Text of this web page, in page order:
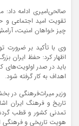
صالحی‌امیری ادامه
تقویت امید اجتماعی و
چیز خواهان امنیت،
وی با تأکید بر ضرورت
اظهار کرد: حفظ ایران
باید در صدر اولویت‌های
اهداف به کار گرفته شود.
وزیر میراث‌فرهنگی در
تاریخ و فرهنگ ایران
تمدنی کشور و قطب
هویت تاریخی و فرهنگی